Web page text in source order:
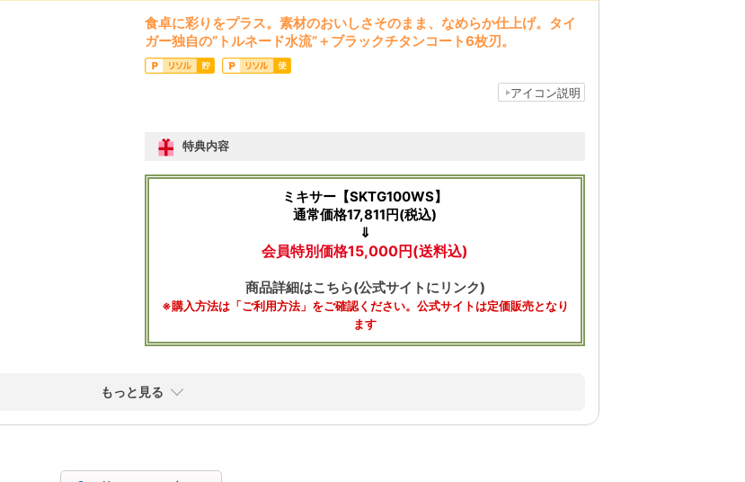
食卓に彩りをプラス。素材のおいしさそのまま、なめらか仕上げ。タイ
ガー独自の“トルネード水流”＋ブラックチタンコート6枚刃。
アイコン説明
特典内容
ミキサー【SKTG100WS】
通常価格17,811円(税込)
⇓
会員特別価格15,000円(送料込)
商品詳細はこちら(公式サイトにリンク)
※購入方法は「ご利用方法」をご確認ください。公式サイトは定価販売となり
ます
もっと見る